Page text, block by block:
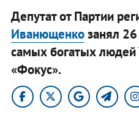
Депутат от Партии
Иванющенкозанял 26
самых богатых
«Фокус».